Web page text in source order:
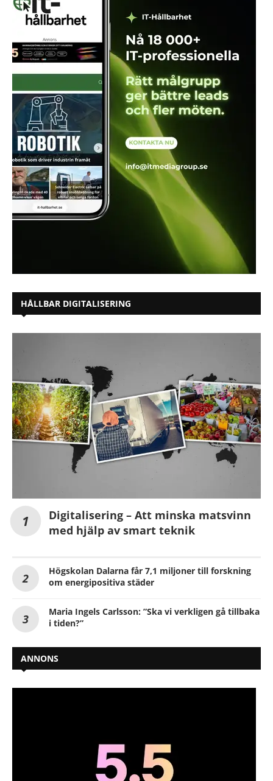
HÅLLBAR DIGITALISERING
Digitalisering – Att minska matsvinn
med hjälp av smart teknik
Högskolan Dalarna får 7,1 miljoner till forskning
om energipositiva städer
Maria Ingels Carlsson: ”Ska vi verkligen gå tillbaka
i tiden?”
ANNONS